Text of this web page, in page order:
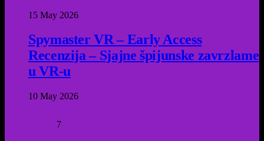
15 May 2026
Spymaster VR – Early Access
Recenzija – Sjajne špijunske zavrzlame
u VR-u
10 May 2026
7